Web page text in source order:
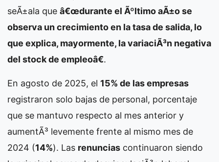
seÃ±ala que â€œdurante el Ãºltimo aÃ±o se
observa un crecimiento en la tasa de salida, lo
que explica, mayormente, la variaciÃ³n negativa
del stock de empleoâ€.
En agosto de 2025, el 15% de las empresas
registraron solo bajas de personal, porcentaje
que se mantuvo respecto al mes anterior y
aumentÃ³ levemente frente al mismo mes de
2024 (14%). Las renuncias continuaron siendo